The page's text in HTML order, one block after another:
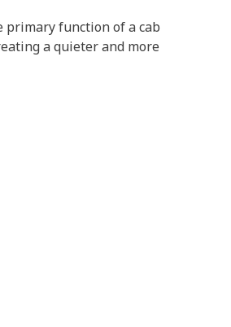
primary function of a cab
a quieter and more